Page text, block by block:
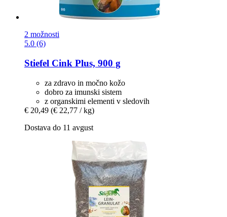
2 možnosti
5.0 (6)
Stiefel Cink Plus, 900 g
za zdravo in močno kožo
dobro za imunski sistem
z organskimi elementi v sledovih
€ 20,49 (€ 22,77 / kg)
Dostava do 11 avgust